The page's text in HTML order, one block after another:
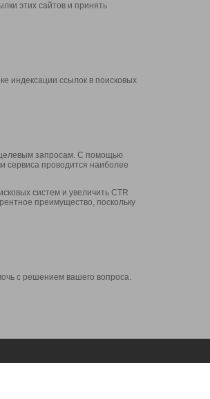
этих сайтов и принять
индексации ссылок в поисковых
целевым запросам. С помощью
сервиса проводится наиболее
систем и увеличить CTR
преимущество, поскольку
с решением вашего вопроса.